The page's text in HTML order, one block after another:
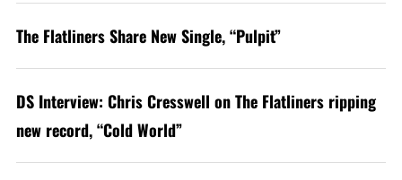
The Flatliners Share New Single, “Pulpit”
DS Interview: Chris Cresswell on The Flatliners ripping
new record, “Cold World”